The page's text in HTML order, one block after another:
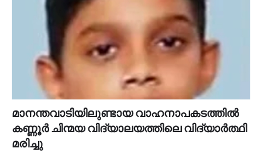
മാനന്തവാടിയിലുണ്ടായ വാഹനാപകടത്തിൽ
കണ്ണൂർ ചിന്മയ വിദ്യാലയത്തിലെ വിദ്യാർത്ഥി
മരിച്ചു